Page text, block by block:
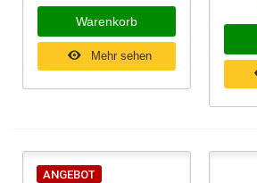
Warenkorb
Mehr sehen
ANGEBOT